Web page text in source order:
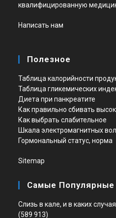
квалифицированную
Написать нам
Полезное
Таблица калорийности
Таблица гликемических
Диета при панкреатите
Как правильно сбивать
Как выбрать слабительное
Шкала электромагнитных
Гормональный статус, норма
Sitemap
Самые Популярные
Слизь в кале, и в каких
(589 913)